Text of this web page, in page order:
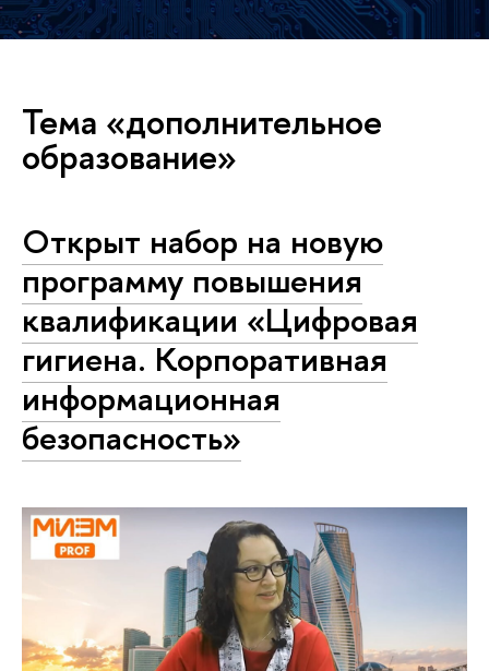
Тема «дополнительное
образование»
Открыт набор на новую
программу повышения
квалификации «Цифровая
гигиена. Корпоративная
информационная
безопасность»